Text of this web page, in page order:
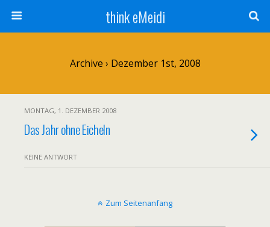
think eMeidi
Archive › Dezember 1st, 2008
MONTAG, 1. DEZEMBER 2008
Das Jahr ohne Eicheln
KEINE ANTWORT
Zum Seitenanfang